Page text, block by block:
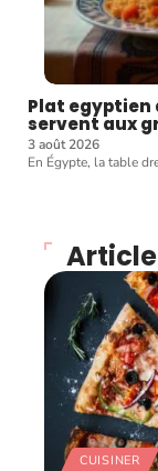
Plat egyptien
servent aux
3 août 2026
En Égypte, la table
CUISINER